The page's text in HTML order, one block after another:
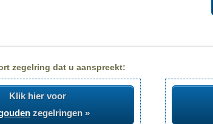
zegelring dat u aanspreekt:
Klik hier voor
zegelringen »